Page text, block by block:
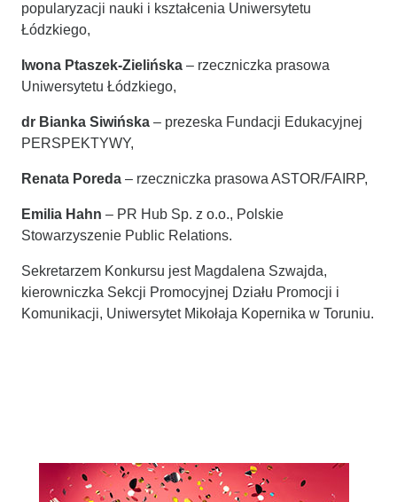
popularyzacji nauki i kształcenia Uniwersytetu
Łódzkiego,
Iwona Ptaszek-Zielińska – rzeczniczka prasowa
Uniwersytetu Łódzkiego,
dr Bianka Siwińska – prezeska Fundacji Edukacyjnej
PERSPEKTYWY,
Renata Poreda – rzeczniczka prasowa ASTOR/FAIRP,
Emilia Hahn – PR Hub Sp. z o.o., Polskie
Stowarzyszenie Public Relations.
Sekretarzem Konkursu jest Magdalena Szwajda,
kierowniczka Sekcji Promocyjnej Działu Promocji i
Komunikacji, Uniwersytet Mikołaja Kopernika w Toruniu.